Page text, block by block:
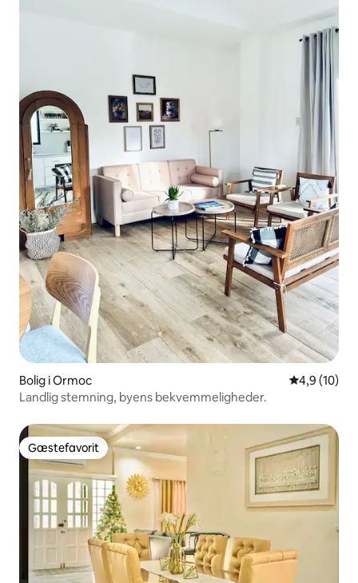
Bolig i Ormoc 4,9 ud af 5 i
4,9 (10)
Landlig stemning, byens bekvemmeligheder.
Gæstefavorit
Gæstefavorit